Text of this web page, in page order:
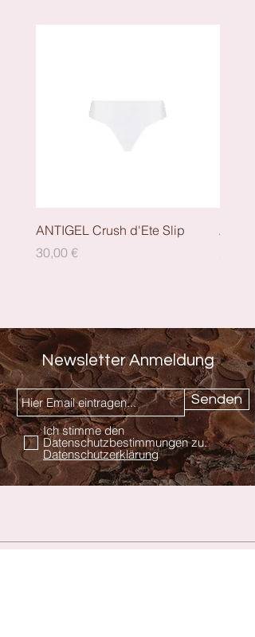
ANTIGEL Crush d'Ete Slip
Preis
30,00 €
Newsletter Anmeldung
Senden
Ich stimme den
Datenschutzbestimmungen zu.
Datenschutzerklärung